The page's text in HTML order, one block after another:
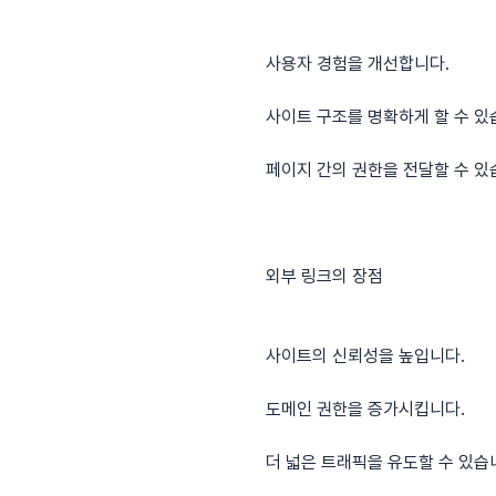
사용자 경험을 개선합니다.
사이트 구조를 명확하게 할 수 있
페이지 간의 권한을 전달할 수 있
외부 링크의 장점
사이트의 신뢰성을 높입니다.
도메인 권한을 증가시킵니다.
더 넓은 트래픽을 유도할 수 있습